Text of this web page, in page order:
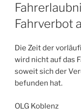
Fahrverbot
Die Zeit der
wird nicht auf das
soweit sich der
befunden hat.
OLG Koblenz